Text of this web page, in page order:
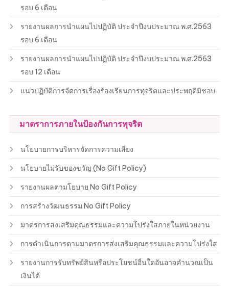
รอบ 6 เดือน
รายงานผลการนำแผนไปปฏิบัติ ประจำปีงบประมาณ พ.ศ.2563
รอบ 6 เดือน
รายงานผลการนำแผนไปปฏิบัติ ประจำปีงบประมาณ พ.ศ.2563
รอบ 12 เดือน
แนวปฏิบัติการจัดการเรื่องร้องเรียนการทุจริตและประพฤติมิชอบ
มาตราการภายในป้องกันการทุจริต
นโยบายการบริหารจัดการความเสี่ยง
นโยบายไม่รับของขวัญ (No Gift Policy)
รายงานผลตามโยบาย No Gift Policy
การสร้างวัฒนธรรม No Gift Policy
มาตรการส่งเสริมคุณธรรมและความโปร่งใสภายในหน่วยงาน
การดำเนินการตามมาตรการส่งเสริมคุณธรรมและความโปร่งใส
รายงานการรับทรัพย์สินหรือประโยชน์อื่นใดอันอาจคำนวณเป็น
เงินได้